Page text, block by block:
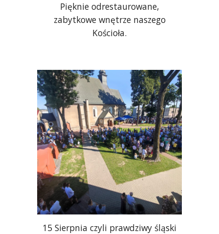
Pięknie odrestaurowane,
zabytkowe wnętrze naszego
Kościoła.
15 Sierpnia czyli prawdziwy śląski